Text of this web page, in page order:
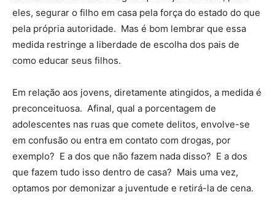
eles, segurar o filho em casa pela força do estado do que
pela própria autoridade. Mas é bom lembrar que essa
medida restringe a liberdade de escolha dos pais de
como educar seus filhos.
Em relação aos jovens, diretamente atingidos, a medida é
preconceituosa. Afinal, qual a porcentagem de
adolescentes nas ruas que comete delitos, envolve-se
em confusão ou entra em contato com drogas, por
exemplo? E a dos que não fazem nada disso? E a dos
que fazem tudo isso dentro de casa? Mais uma vez,
optamos por demonizar a juventude e retirá-la de cena.